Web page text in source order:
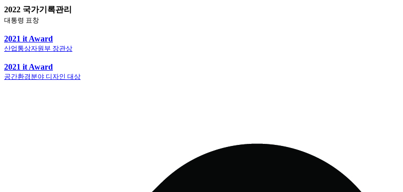
2022 국가기록관리
대통령 표창
2021 it Award
산업통상자원부 장관상
2021 it Award
공간환경분야 디자인 대상